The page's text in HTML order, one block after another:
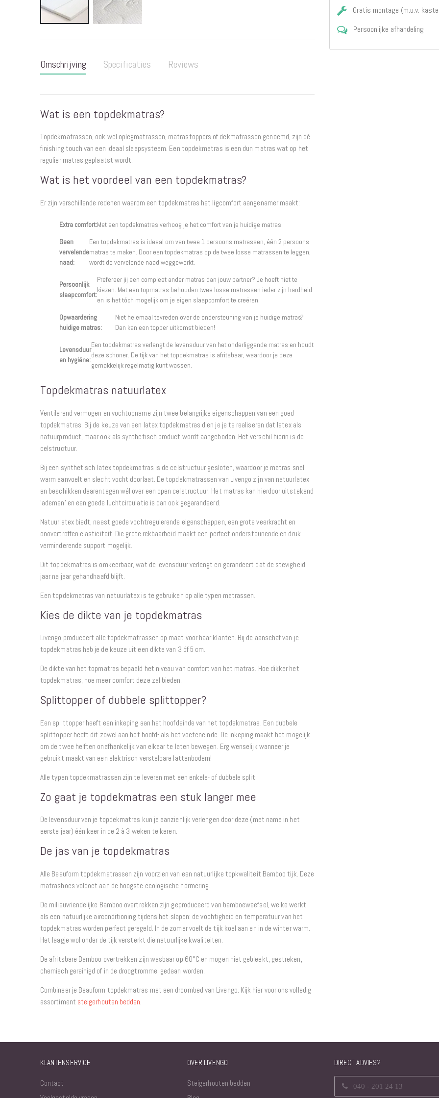
Interieur
Wandrekken
Overige
naar
begin
van
gallerij
Omschrijving
Wat is een topdekmatras?
Topdekmatrassen, ook wel oplegmatrassen, matrastoppers of dekmatrassen genoemd, zijn dé
finishing touch van een ideaal slaapsysteem. Een topdekmatras is een dun matras wat op het
regulier matras geplaatst wordt.
Wat is het voordeel van een topdekmatras?
Er zijn verschillende redenen waarom een topdekmatras het ligcomfort aangenamer maakt:
Extra comfort:Met een topdekmatras verhoog je het comfort van je huidige matras.
Geen
vervelende
naad:
Een topdekmatras is ideaal om van twee 1 persoons matrassen, één 2 persoons
matras te maken. Door een topdekmatras op de twee losse matrassen te leggen,
wordt de vervelende naad weggewerkt.
Persoonlijk
slaapcomfort:
Prefereer jij een compleet ander matras dan jouw partner? Je hoeft niet te
kiezen. Met een topmatras behouden twee losse matrassen ieder zijn hardheid
en is het tóch mogelijk om je eigen slaapcomfort te creëren.
Opwaardering
huidige matras:
Niet helemaal tevreden over de ondersteuning van je huidige matras?
Dan kan een topper uitkomst bieden!
Levensduur
en hygiëne:
Een topdekmatras verlengt de levensduur van het onderliggende matras en houdt
deze schoner. De tijk van het topdekmatras is afritsbaar, waardoor je deze
gemakkelijk regelmatig kunt wassen.
Topdekmatras natuurlatex
Ventilerend vermogen en vochtopname zijn twee belangrijke eigenschappen van een goed
topdekmatras. Bij de keuze van een latex topdekmatras dien je je te realiseren dat latex als
natuurproduct, maar ook als synthetisch product wordt aangeboden. Het verschil hierin is de
celstructuur.
Bij een synthetisch latex topdekmatras is de celstructuur gesloten, waardoor je matras snel
warm aanvoelt en slecht vocht doorlaat. De topdekmatrassen van Livengo zijn van natuurlatex
en beschikken daarentegen wél over een open celstructuur. Het matras kan hierdoor uitstekend
‘ademen’ en een goede luchtcirculatie is dan ook gegarandeerd.
Natuurlatex biedt, naast goede vochtregulerende eigenschappen, een grote veerkracht en
onovertroffen elasticiteit. Die grote rekbaarheid maakt een perfect ondersteunende en druk
verminderende support mogelijk.
Dit topdekmatras is omkeerbaar, wat de levensduur verlengt en garandeert dat de stevigheid
jaar na jaar gehandhaafd blijft.
Een topdekmatras van natuurlatex is te gebruiken op alle typen matrassen.
Kies de dikte van je topdekmatras
Livengo produceert alle topdekmatrassen op maat voor haar klanten. Bij de aanschaf van je
topdekmatras heb je de keuze uit een dikte van 3 óf 5 cm.
De dikte van het topmatras bepaald het niveau van comfort van het matras. Hoe dikker het
topdekmatras, hoe meer comfort deze zal bieden.
Splittopper of dubbele splittopper?
Een splittopper heeft een inkeping aan het hoofdeinde van het topdekmatras. Een dubbele
splittopper heeft dit zowel aan het hoofd- als het voeteneinde. De inkeping maakt het mogelijk
om de twee helften onafhankelijk van elkaar te laten bewegen. Erg wenselijk wanneer je
gebruikt maakt van een elektrisch verstelbare lattenbodem!
Alle typen topdekmatrassen zijn te leveren met een enkele- of dubbele split.
Zo gaat je topdekmatras een stuk langer mee
De levensduur van je topdekmatras kun je aanzienlijk verlengen door deze (met name in het
eerste jaar) één keer in de 2 à 3 weken te keren.
De jas van je topdekmatras
Alle Beauform topdekmatrassen zijn voorzien van een natuurlijke topkwaliteit Bamboo tijk. Deze
matrashoes voldoet aan de hoogste ecologische normering.
De milieuvriendelijke Bamboo overtrekken zijn geproduceerd van bamboeweefsel, welke werkt
als een natuurlijke airconditioning tijdens het slapen: de vochtigheid en temperatuur van het
topdekmatras worden perfect geregeld. In de zomer voelt de tijk koel aan en in de winter warm.
Het laagje wol onder de tijk versterkt die natuurlijke kwaliteiten.
De afritsbare Bamboo overtrekken zijn wasbaar op 60°C en mogen niet gebleekt, gestreken,
chemisch gereinigd of in de droogtrommel gedaan worden.
Combineer je Beauform topdekmatras met een droombed van Livengo. Kijk hier voor ons volledig
assortiment steigerhouten bedden.
Specificaties Reviews
Gratis montage (m.u.v.
Persoonlijke afhandeling
KLANTENSERVICE
Contact
OVER LIVENGO
Steigerhouten bedden
DIRECT ADVIES?
040 - 201 24 13